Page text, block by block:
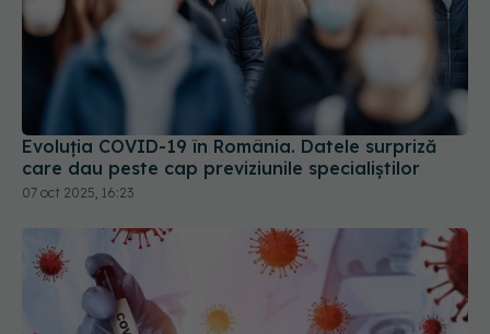
Evoluția COVID-19 în România. Datele surpriză
care dau peste cap previziunile specialiștilor